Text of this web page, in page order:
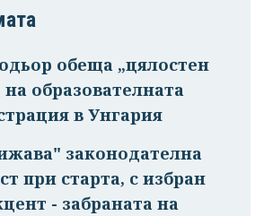
от
профила си!
обеща „цялостен
образователната
в Унгария
законодателна
при старта, с избран
- забраната на